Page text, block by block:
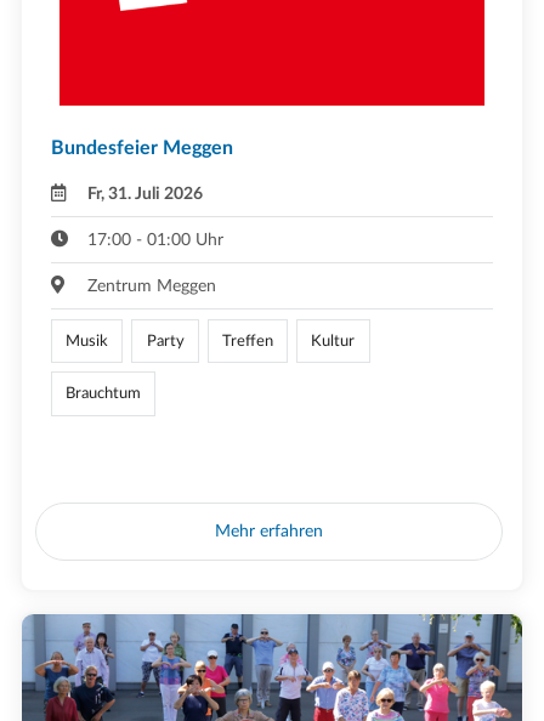
Bundesfeier Meggen
Fr, 31. Juli 2026
17:00 - 01:00 Uhr
Zentrum Meggen
Musik Party Treffen Kultur
Brauchtum
Mehr erfahren